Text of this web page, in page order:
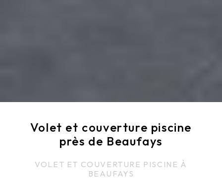
Volet et couverture piscine
près de Beaufays
VOLET ET COUVERTURE PISCINE À
BEAUFAYS